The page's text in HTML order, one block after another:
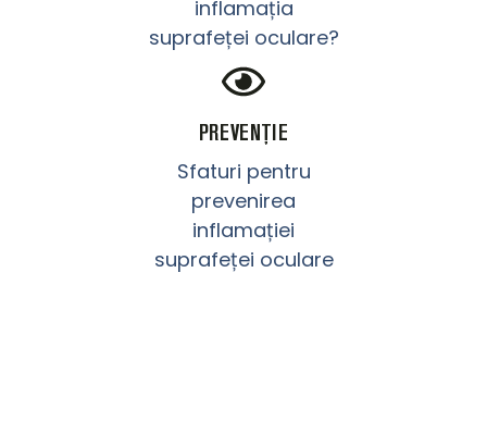
inflamația
suprafeței oculare?
PREVENȚIE
Sfaturi pentru
prevenirea
inflamației
suprafeței oculare